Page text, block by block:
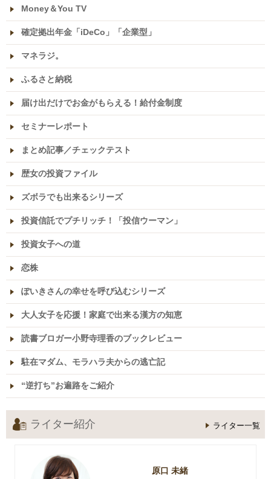
Money＆You TV
確定拠出年金「iDeCo」「企業型」
マネラジ。
ふるさと納税
届け出だけでお金がもらえる！給付金制度
セミナーレポート
まとめ記事／チェックテスト
歴女の投資ファイル
ズボラでも出来るシリーズ
投資信託でプチリッチ！「投信ウーマン」
投資女子への道
恋株
ぽいきさんの幸せを呼び込むシリーズ
大人女子を応援！家庭で出来る漢方の知恵
読書ブロガー小野寺理香のブックレビュー
駐在マダム、モラハラ夫からの逃亡記
“逆打ち”お遍路をご紹介
ライター紹介 ライター一覧
原口 未緒